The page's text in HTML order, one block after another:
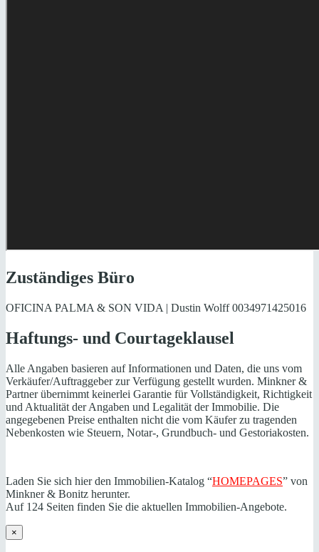
Zuständiges Büro
OFICINA PALMA & SON VIDA | Dustin Wolff0034971425016
Haftungs- und Courtageklausel
Alle Angaben basieren auf Informationen und Daten, die uns vom
Verkäufer/Auftraggeber zur Verfügung gestellt wurden. Minkner &
Partner übernimmt keinerlei Garantie für Vollständigkeit, Richtigkeit
und Aktualität der Angaben und Legalität der Immobilie. Die
angegebenen Preise enthalten nicht die vom Käufer zu tragenden
Nebenkosten wie Steuern, Notar-, Grundbuch- und Gestoriakosten.
Laden Sie sich hier den Immobilien-Katalog “HOMEPAGES” von
Minkner & Bonitz herunter.
Auf 124 Seiten finden Sie die aktuellen Immobilien-Angebote.
×